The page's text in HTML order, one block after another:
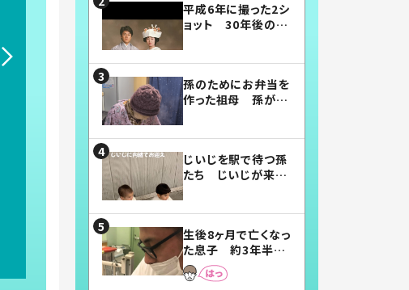
平成6年に撮った2シ
ョット 30年後の姿
孫のためにお弁当を
作った祖母 孫が絶
じいじを駅で待つ孫
たち じいじが来た
まらない」「幸せにな
れる」
生後8ヶ月で亡くなっ
た息子 約3年半
後、当時の妻の日記
に書いてあった本音